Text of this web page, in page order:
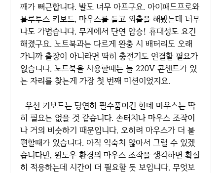
깨가 뻐근합니다. 발도 너무 아프구요. 아이패드프로와
블루투스 키보드, 마우스를 들고 외출을 해봤는데 너무
나도 가볍습니다. 무게에서 단연 압승! 휴대성도 요긴
해졌구요. 노트북과는 다르게 완충 시 배터리도 오래
가니까 출장이 아니라면 딱히 충전기도 연결할 필요가
없습니다. 노트북을 사용할때는 늘 220V 콘센트가 있
는 자리를 찾는게 가장 첫 번째 미션이었지요.
우선 키보드는 당연히 필수품이긴 한데 마우스는 딱
히 필요는 없을 것 같습니다. 손터치나 마우스 조작이
나 거의 비슷하기 때문입니다. 오히려 마우스가 더 불
편할때가 있습니다. 아직 익숙치 않아서 그럴 수 있겠
습니다만, 윈도우 환경의 마우스 조작을 생각하면 확실
히 적응하는데 시간이 더 필요할 듯 보입니다. 무엇보